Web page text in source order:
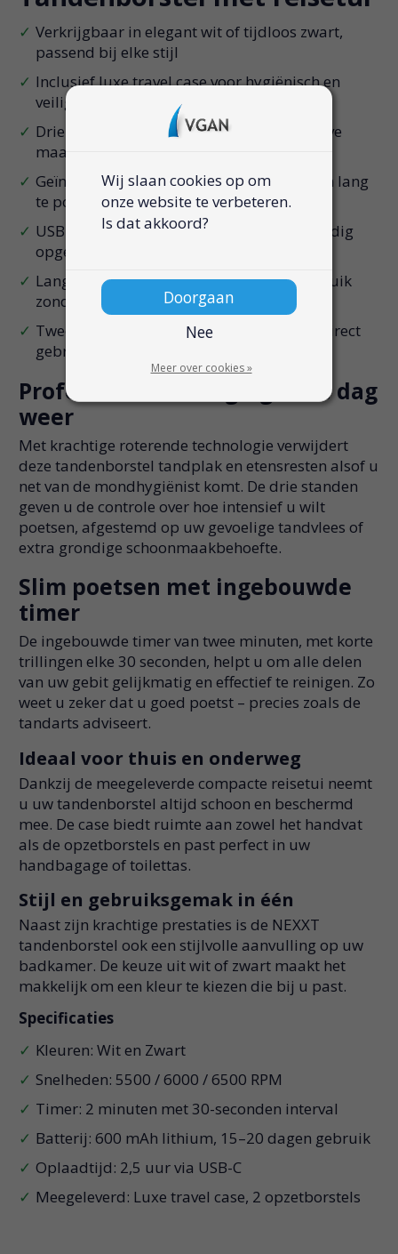
Verkrijgbaar in elegant wit of tijdloos zwart,
passend bij elke stijl
Inclusief luxe travel case voor hygiënisch en
veilig meenemen
Drie snelheden tot 6500 RPM voor effectieve
maar zachte reiniging
Geïntegreerde timer helpt u elke zone even lang
te poetsen
USB-C oplaadbaar en binnen 2,5 uur volledig
opgeladen
Lange batterijduur: tot wel 20 dagen gebruik
zonder tussentijds opladen
Twee meegeleverde borstelkoppen voor direct
gebruik en vervanging
Professionele reiniging, elke dag
weer
Met krachtige roterende technologie verwijdert
deze tandenborstel tandplak en etensresten alsof u
net van de mondhygiënist komt. De drie standen
geven u de controle over hoe intensief u wilt
poetsen, afgestemd op uw gevoelige tandvlees of
extra grondige schoonmaakbehoefte.
Slim poetsen met ingebouwde
timer
De ingebouwde timer van twee minuten, met korte
trillingen elke 30 seconden, helpt u om alle delen
van uw gebit gelijkmatig en effectief te reinigen. Zo
weet u zeker dat u goed poetst – precies zoals de
tandarts adviseert.
Ideaal voor thuis en onderweg
Dankzij de meegeleverde compacte reisetui neemt
u uw tandenborstel altijd schoon en beschermd
mee. De case biedt ruimte aan zowel het handvat
als de opzetborstels en past perfect in uw
handbagage of toilettas.
Stijl en gebruiksgemak in één
Naast zijn krachtige prestaties is de NEXXT
tandenborstel ook een stijlvolle aanvulling op uw
badkamer. De keuze uit wit of zwart maakt het
makkelijk om een kleur te kiezen die bij u past.
Specificaties
Kleuren: Wit en Zwart
Snelheden: 5500 / 6000 / 6500 RPM
Timer: 2 minuten met 30-seconden interval
Batterij: 600 mAh lithium, 15–20 dagen gebruik
Oplaadtijd: 2,5 uur via USB-C
Meegeleverd: Luxe travel case, 2 opzetborstels
Wij slaan cookies op om
onze website te verbeteren.
Is dat akkoord?
Doorgaan
Nee
Meer over cookies »